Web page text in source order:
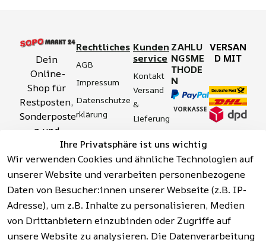
Ihre Privatsphäre ist uns wichtig
Wir verwenden Cookies und ähnliche Technologien auf
unserer Website und verarbeiten personenbezogene
Daten von Besucher:innen unserer Webseite (z.B. IP-
Adresse), um z.B. Inhalte zu personalisieren, Medien
von Drittanbietern einzubinden oder Zugriffe auf
unsere Website zu analysieren. Die Datenverarbeitung
Dein
Online-
Shop für
Restposten,
Sonderposte
n und
Aktionsartik
el rund um
Werkzeuge,
Garten,
Haushalt
und mehr.
Rechtliches
AGB
Impressum
Datenschutze
rklärung
tserklärung
Widerrufsrech
t
Hinweise zur
Batterieentso
rgung
Kunden
service
Kontakt
Versand
&
Lieferung
&
Sicherhei
t
Häufige
Fragen
(FAQ)
ZAHLU
NGSME
THODE
N
VERSAN
D MIT